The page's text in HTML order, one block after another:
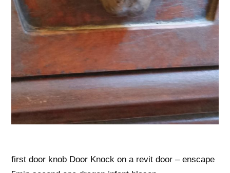
first door knob Door Knock on a revit door – enscape